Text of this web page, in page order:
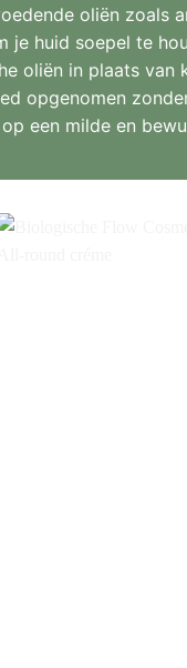
oliën zoals
je huid soepel te
oliën in plaats van
opgenomen
een milde en